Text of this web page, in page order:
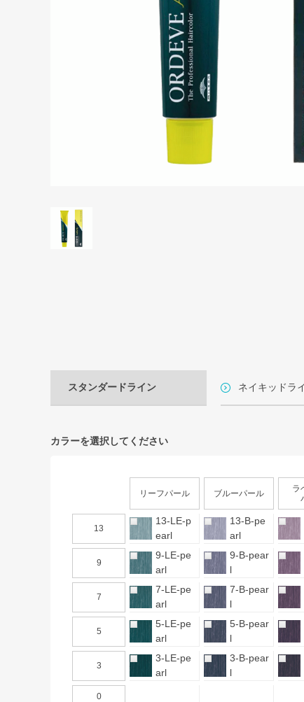
スタンダードライン ネイキッドラ
カラーを選択してください
リーフパール ブルーパール
ラ
13
13-LE-p
earl
13-B-pe
arl
9
9-LE-pe
arl
9-B-pear
l
7
7-LE-pe
arl
7-B-pear
l
5
5-LE-pe
arl
5-B-pear
l
3
3-LE-pe
arl
3-B-pear
l
0